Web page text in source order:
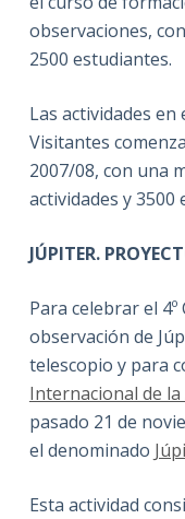
observaciones,
2500 estudiantes.
Las actividades
Visitantes
2007/08, con una
actividades y
JÚPITER.
Para celebrar el
observación de
telescopio y para
Internacional de
pasado 21 de
el denominado
Esta actividad